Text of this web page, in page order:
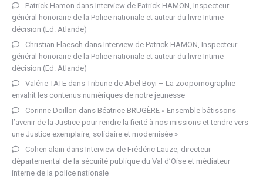
Patrick Hamon dans Interview de Patrick HAMON, Inspecteur
général honoraire de la Police nationale et auteur du livre Intime
décision (Ed. Atlande)
Christian Flaesch dans Interview de Patrick HAMON, Inspecteur
général honoraire de la Police nationale et auteur du livre Intime
décision (Ed. Atlande)
Valérie TATE dans Tribune de Abel Boyi – La zoopornographie
envahit les contenus numériques de notre jeunesse
Corinne Doillon dans Béatrice BRUGÈRE « Ensemble bâtissons
l’avenir de la Justice pour rendre la fierté à nos missions et tendre vers
une Justice exemplaire, solidaire et modernisée »
Cohen alain dans Interview de Frédéric Lauze, directeur
départemental de la sécurité publique du Val d’Oise et médiateur
interne de la police nationale